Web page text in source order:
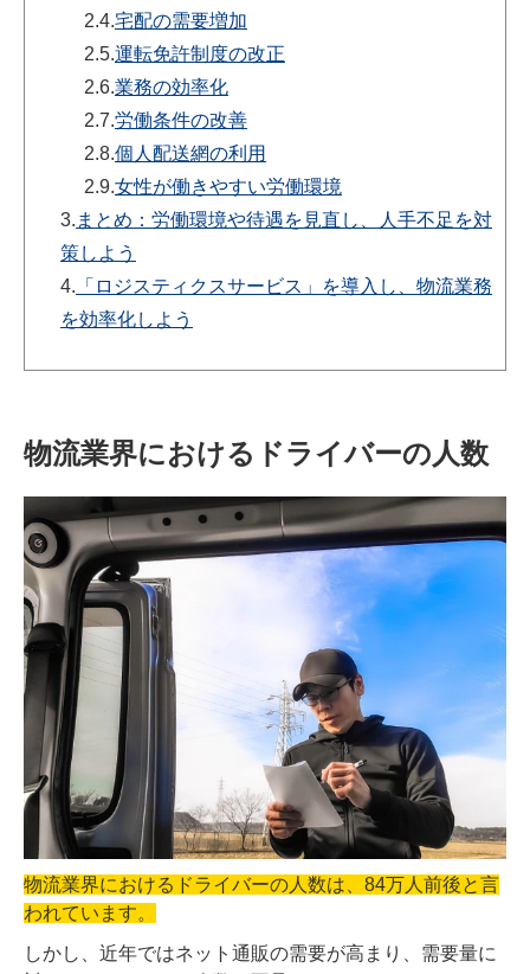
2.4.宅配の需要増加
2.5.運転免許制度の改正
2.6.業務の効率化
2.7.労働条件の改善
2.8.個人配送網の利用
2.9.女性が働きやすい労働環境
3. まとめ：労働環境や待遇を見直し、人手不足を対
策しよう
4. 「ロジスティクスサービス」を導入し、物流業務
を効率化しよう
物流業界におけるドライバーの人数
物流業界におけるドライバーの人数は、84万人前後と言
われています。
しかし、近年ではネット通販の需要が高まり、需要量に